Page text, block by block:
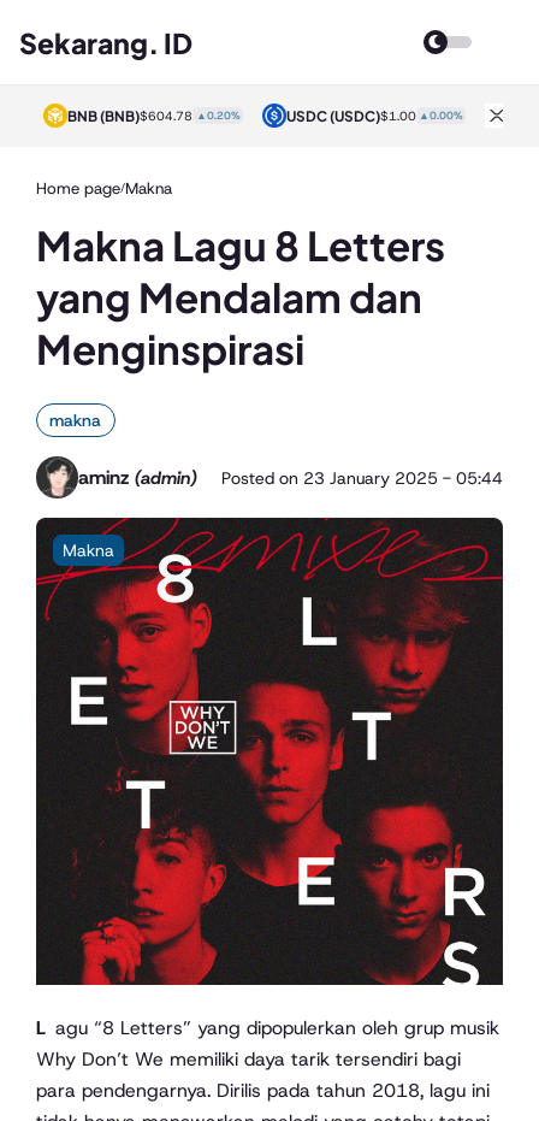
Sekarang. ID
BNB(BNB)$604.78▲0.20% USDC(USDC)$1.00▲0.00% XRP
Home page/Makna
Makna Lagu 8 Letters
yang Mendalam dan
Menginspirasi
makna
aminz (admin) Posted on 23 January 2025 - 05:44
Makna
Lagu “8 Letters” yang dipopulerkan oleh grup musik
Why Don’t We memiliki daya tarik tersendiri bagi
para pendengarnya. Dirilis pada tahun 2018, lagu ini